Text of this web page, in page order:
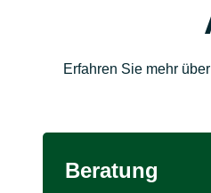
Erfahren Sie mehr
Beratung